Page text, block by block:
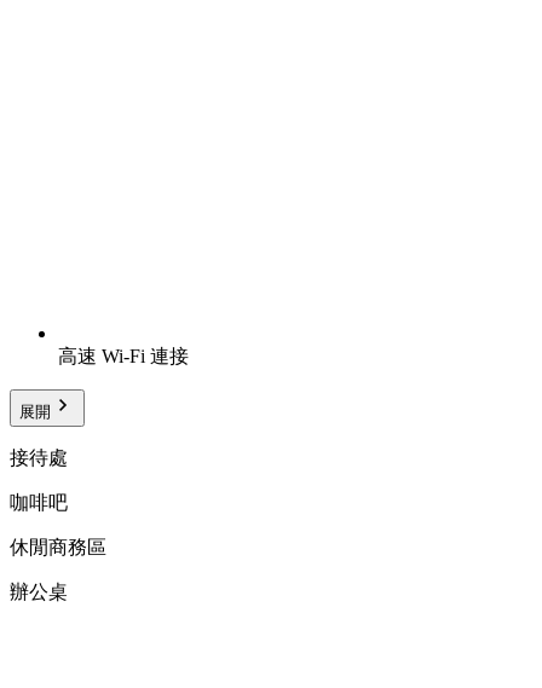
高速 Wi-Fi 連接
展開
接待處
咖啡吧
休閒商務區
辦公桌